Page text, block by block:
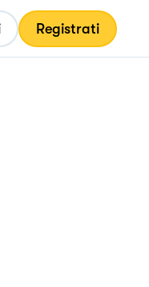
Registrati